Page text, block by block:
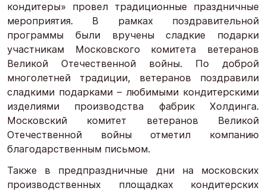
кондитеры» провел традиционные праздничные
мероприятия. В рамках поздравительной
программы были вручены сладкие подарки
участникам Московского комитета ветеранов
Великой Отечественной войны. По доброй
многолетней традиции, ветеранов поздравили
сладкими подарками – любимыми кондитерскими
изделиями производства фабрик Холдинга.
Московский комитет ветеранов Великой
Отечественной войны отметил компанию
благодарственным письмом.
Также в предпраздничные дни на московских
производственных площадках кондитерских